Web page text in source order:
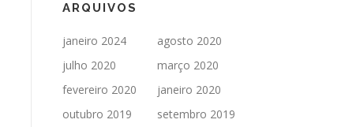
ARQUIVOS
janeiro 2024
agosto 2020
julho 2020
março 2020
fevereiro 2020
janeiro 2020
outubro 2019
setembro 2019